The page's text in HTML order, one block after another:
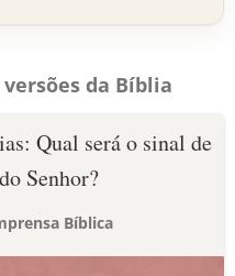
da Bíblia
Qual será o sinal de
Senhor?
Bíblica